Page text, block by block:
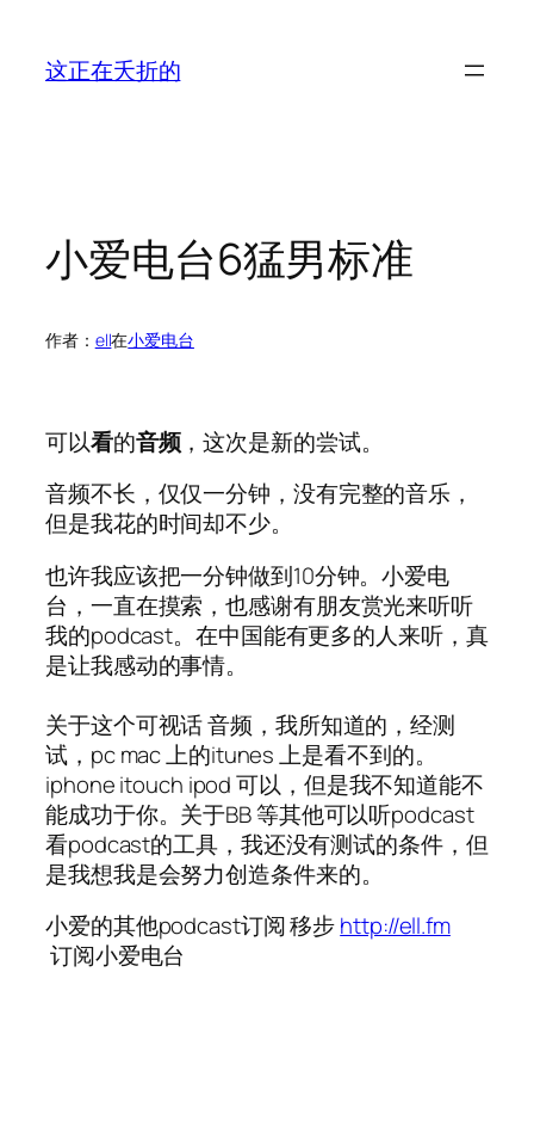
这正在夭折的
小爱电台6猛男标准
作者： ell在小爱电台
可以看的音频，这次是新的尝试。
音频不长，仅仅一分钟，没有完整的音乐，
但是我花的时间却不少。
也许我应该把一分钟做到10分钟。小爱电
台，一直在摸索，也感谢有朋友赏光来听听
我的podcast。在中国能有更多的人来听，真
是让我感动的事情。
关于这个可视话 音频，我所知道的，经测
试，pc mac 上的itunes 上是看不到的。
iphone itouch ipod 可以，但是我不知道能不
能成功于你。关于BB 等其他可以听podcast
看podcast的工具，我还没有测试的条件，但
是我想我是会努力创造条件来的。
小爱的其他podcast订阅 移步http://ell.fm
订阅小爱电台